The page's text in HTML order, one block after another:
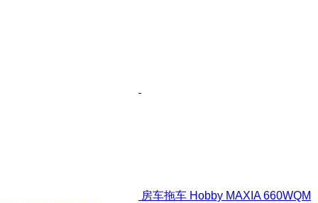
房车拖车 Hobby MAXIA 660WQM